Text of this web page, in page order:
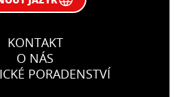
KONTAKT
O NÁS
PORADENSTVÍ